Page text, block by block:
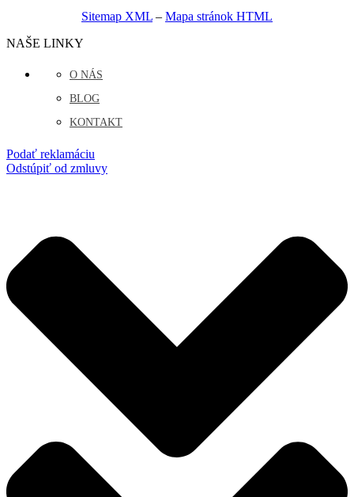
Sitemap XML – Mapa stránok HTML
NAŠE LINKY
O NÁS
BLOG
KONTAKT
Podať reklamáciu
Odstúpiť od zmluvy